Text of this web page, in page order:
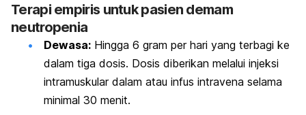
Terapi empiris untuk pasien demam
neutropenia
Dewasa: Hingga 6 gram per hari yang terbagi ke
dalam tiga dosis. Dosis diberikan melalui injeksi
intramuskular dalam atau infus intravena selama
minimal 30 menit.